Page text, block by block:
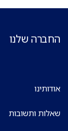
החברה שלנו
אודותינו
שאלות ותשובות